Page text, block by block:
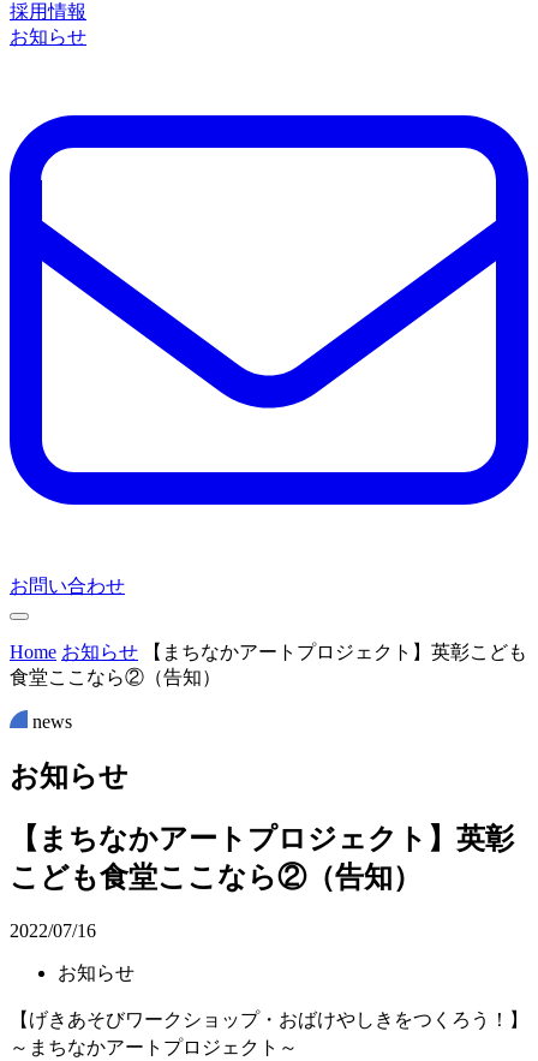
採用情報
お知らせ
お問い合わせ
Home お知らせ
【まちなかアートプロジェクト】英彰こども
食堂ここなら②（告知）
news
お知らせ
【まちなかアートプロジェクト】英彰
こども食堂ここなら②（告知）
2022/07/16
お知らせ
【げきあそびワークショップ・おばけやしきをつくろう！】
～まちなかアートプロジェクト～